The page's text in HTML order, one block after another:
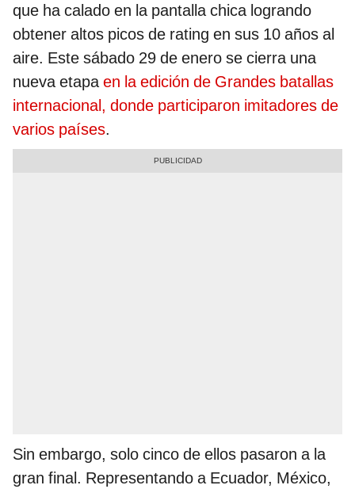
que ha calado en la pantalla chica logrando
obtener altos picos de rating en sus 10 años al
aire. Este sábado 29 de enero se cierra una
nueva etapaen la edición de Grandes batallas
internacional, donde participaron imitadores de
varios países.
Sin embargo, solo cinco de ellos pasaron a la
gran final. Representando a Ecuador, México,